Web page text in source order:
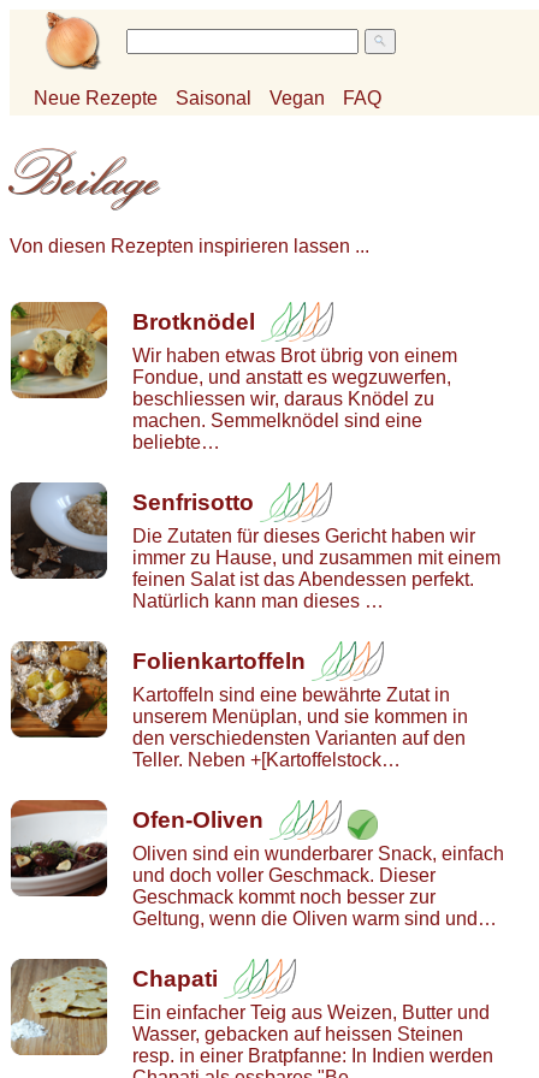
Neue Rezepte Saisonal Vegan FAQ
Von diesen Rezepten inspirieren lassen ...
Brotknödel
Wir haben etwas Brot übrig von einem
Fondue, und anstatt es wegzuwerfen,
beschliessen wir, daraus Knödel zu
machen. Semmelknödel sind eine
beliebte…
Senfrisotto
Die Zutaten für dieses Gericht haben wir
immer zu Hause, und zusammen mit einem
feinen Salat ist das Abendessen perfekt.
Natürlich kann man dieses …
Folienkartoffeln
Kartoffeln sind eine bewährte Zutat in
unserem Menüplan, und sie kommen in
den verschiedensten Varianten auf den
Teller. Neben +[Kartoffelstock…
Ofen-Oliven
Oliven sind ein wunderbarer Snack, einfach
und doch voller Geschmack. Dieser
Geschmack kommt noch besser zur
Geltung, wenn die Oliven warm sind und…
Chapati
Ein einfacher Teig aus Weizen, Butter und
Wasser, gebacken auf heissen Steinen
resp. in einer Bratpfanne: In Indien werden